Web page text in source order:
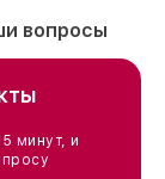
вопросы
минут, и